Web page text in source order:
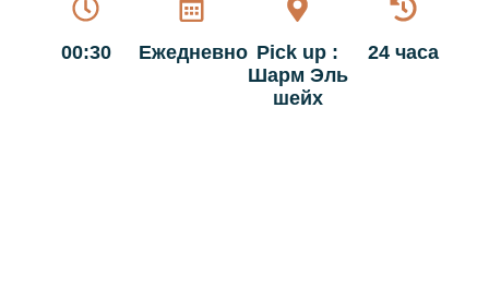
00:30 Ежедневно Pick up :
Шарм Эль
шейх
24 часа